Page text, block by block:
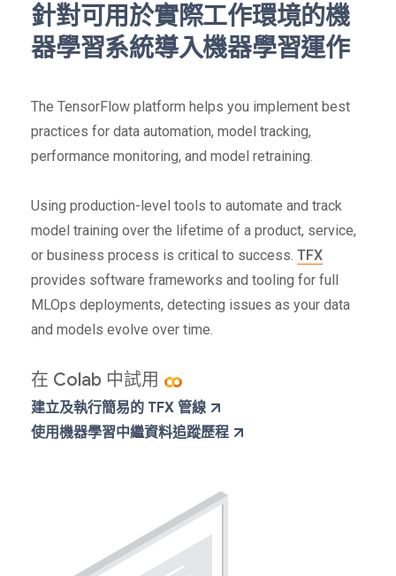
針對可用於實際工作環境的機
器學習系統導入機器學習運作
The TensorFlow platform helps you implement best
practices for data automation, model tracking,
performance monitoring, and model retraining.
Using production-level tools to automate and track
model training over the lifetime of a product, service,
or business process is critical to success. TFX
provides software frameworks and tooling for full
MLOps deployments, detecting issues as your data
and models evolve over time.
在 Colab 中試用
建立及執行簡易的 TFX 管線
使用機器學習中繼資料追蹤歷程